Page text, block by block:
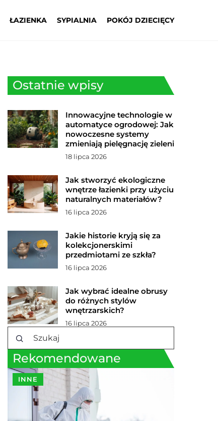
ŁAZIENKA SYPIALNIA POKÓJ DZIECIĘCY
Ostatnie wpisy
Innowacyjne technologie w
automatyce ogrodowej: Jak
nowoczesne systemy
zmieniają pielęgnację zieleni
18 lipca 2026
Jak stworzyć ekologiczne
wnętrze łazienki przy użyciu
naturalnych materiałów?
16 lipca 2026
Jakie historie kryją się za
kolekcjonerskimi
przedmiotami ze szkła?
16 lipca 2026
Jak wybrać idealne obrusy
do różnych stylów
wnętrzarskich?
16 lipca 2026
Rekomendowane
INNE